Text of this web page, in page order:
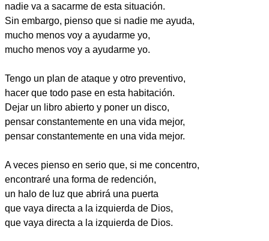
nadie va a sacarme de esta situación.
Sin embargo, pienso que si nadie me ayuda,
mucho menos voy a ayudarme yo,
mucho menos voy a ayudarme yo.
Tengo un plan de ataque y otro preventivo,
hacer que todo pase en esta habitación.
Dejar un libro abierto y poner un disco,
pensar constantemente en una vida mejor,
pensar constantemente en una vida mejor.
A veces pienso en serio que, si me concentro,
encontraré una forma de redención,
un halo de luz que abrirá una puerta
que vaya directa a la izquierda de Dios,
que vaya directa a la izquierda de Dios.